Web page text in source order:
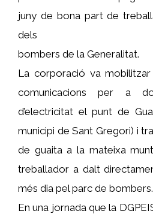
juny de bona part de
dels
bombers de la Generalitat.
La corporació va
comunicacions per a
d’electricitat el punt de
municipi de Sant Gregori) i
de guaita a la mateixa
treballador a dalt
més dia pel parc de bombers.
En una jornada que la